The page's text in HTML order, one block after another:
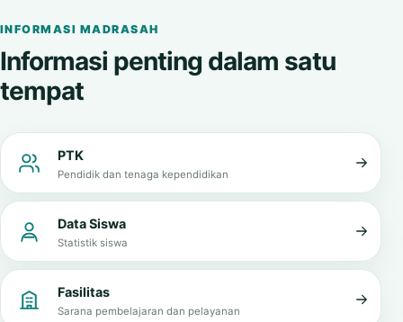
INFORMASI MADRASAH
Informasi penting dalam satu
tempat
PTK
Pendidik dan tenaga kependidikan
Data Siswa
Statistik siswa
Fasilitas
Sarana pembelajaran dan pelayanan